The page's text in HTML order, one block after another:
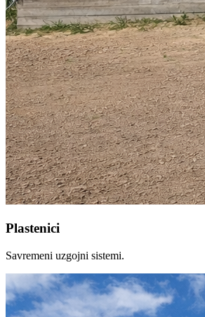
Plastenici
Savremeni uzgojni sistemi.